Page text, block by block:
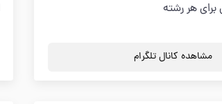
هر رشته
مشاهده کانال تلگرام